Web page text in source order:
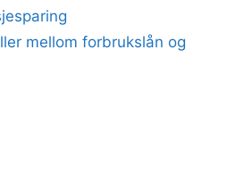
mellom forbrukslån og